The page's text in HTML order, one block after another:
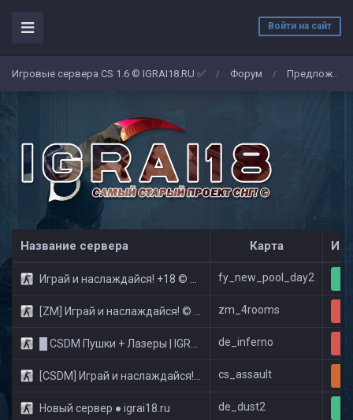
Войти на сайт
Игровые сервера CS 1.6 © IGRAI18.RU ✅ / Форум / Предложение
Название сервера Карта
Играй и наслаждайся! +18 © Public fy_new_pool_day2
[ZM] Играй и наслаждайся! © Zombie Show zm_4rooms
█ CSDM Пушки + Лазеры | IGRAI18.RU ツ █ de_inferno
[CSDM] Играй и наслаждайся! © Classic cs_assault
Новый сервер ● igrai18.ru de_dust2